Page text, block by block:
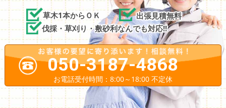
草木1本からＯＫ
出張見積無料
伐採・草刈り・敷砂利なんでも対応!!
050-3187-4868
お電話受付時間：8:00～18:00 不定休